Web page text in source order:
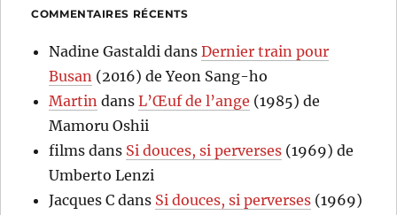
COMMENTAIRES RÉCENTS
Nadine Gastaldi dansDernier train pour
Busan (2016) de Yeon Sang-ho
Martin dansL’Œuf de l’ange (1985) de
Mamoru Oshii
films dans Si douces, si perverses (1969) de
Umberto Lenzi
Jacques C dans Si douces, si perverses (1969)